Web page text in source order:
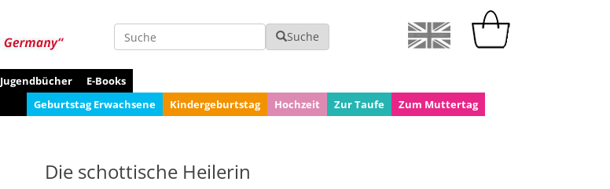
Suche Suche
Jugendbücher
E-Books
Geburtstag Erwachsene Kindergeburtstag Hochzeit Zur Taufe
Zum Muttertag
Die schottische Heilerin